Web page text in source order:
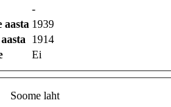
-
aasta 1939
1914
Ei
Soome laht